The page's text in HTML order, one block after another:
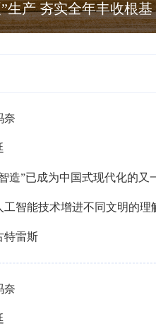
生产 夯实全年丰收根基
奈
造”已成为中国式现代化的又
智能技术增进不同文明的理
特雷斯
奈